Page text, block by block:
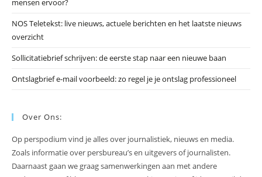
mensen ervoor?
NOS Teletekst: live nieuws, actuele berichten en het laatste nieuws
overzicht
Sollicitatiebrief schrijven: de eerste stap naar een nieuwe baan
Ontslagbrief e-mail voorbeeld: zo regel je je ontslag professioneel
Over Ons:
Op perspodium vind je alles over journalistiek, nieuws en media.
Zoals informatie over persbureau’s en uitgevers of journalisten.
Daarnaast gaan we graag samenwerkingen aan met andere